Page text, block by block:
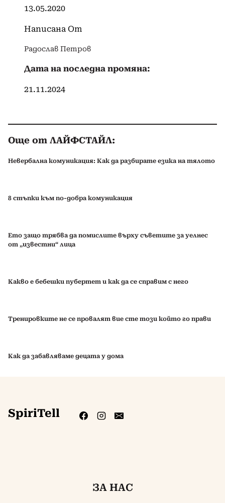
13.05.2020
Написана От
Радослав Петров
Дата на последна промяна:
21.11.2024
Още от ЛАЙФСТАЙЛ:
Невербална комуникация: Как да разбирате езика на тялото
8 стъпки към по-добра комуникация
Ето защо трябва да помислите върху съветите за уелнес
от „известни“ лица
Какво е бебешки пубертет и как да се справим с него
Тренировките не се провалят вие сте този който го прави
Как да забавляваме децата у дома
SpiriTell
ЗА НАС